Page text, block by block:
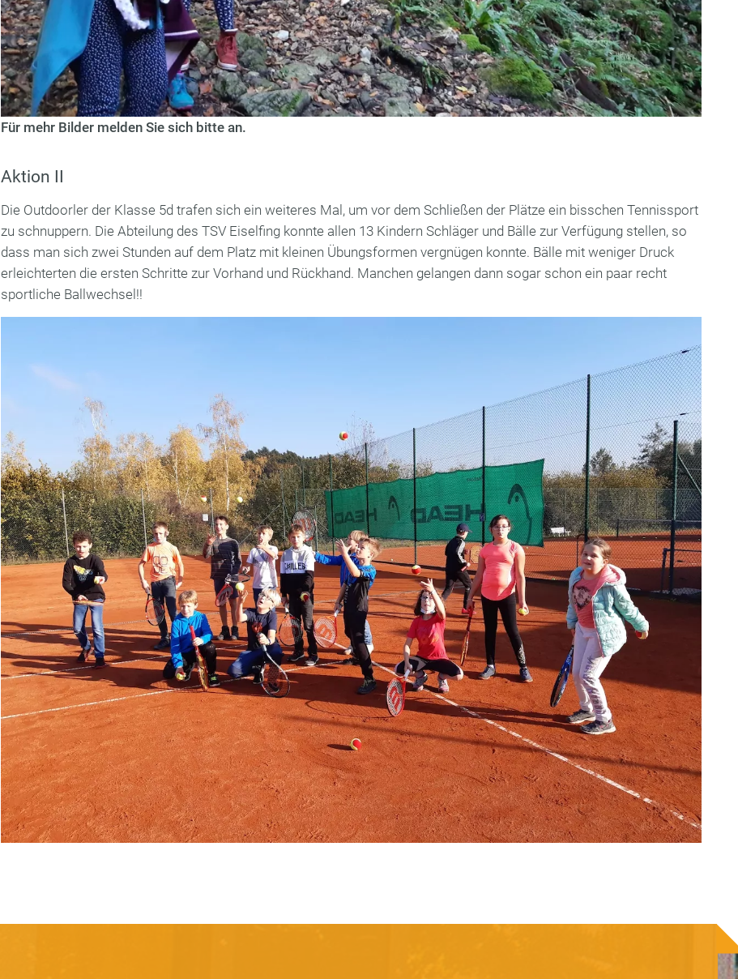
Für mehr Bilder melden Sie sich bitte an.
Aktion II
Die Outdoorler der Klasse 5d trafen sich ein weiteres Mal, um vor dem Schließen der Plätze ein bisschen Tennissport
zu schnuppern. Die Abteilung des TSV Eiselfing konnte allen 13 Kindern Schläger und Bälle zur Verfügung stellen, so
dass man sich zwei Stunden auf dem Platz mit kleinen Übungsformen vergnügen konnte. Bälle mit weniger Druck
erleichterten die ersten Schritte zur Vorhand und Rückhand. Manchen gelangen dann sogar schon ein paar recht
sportliche Ballwechsel!!